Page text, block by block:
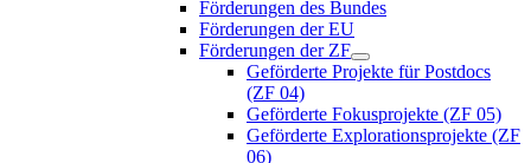
Förderungen des Bundes
Förderungen der EU
Förderungen der ZF
Geförderte Projekte für Postdocs
(ZF 04)
Geförderte Fokusprojekte (ZF 05)
Geförderte Explorationsprojekte (ZF
06)